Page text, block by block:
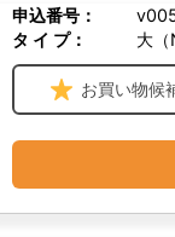
申込番号：
タ イ プ：
大（
お買い物候